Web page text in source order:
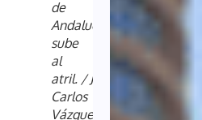
de
Andalucía,
sube
al
atril. /Juan
Carlos
Vázquez